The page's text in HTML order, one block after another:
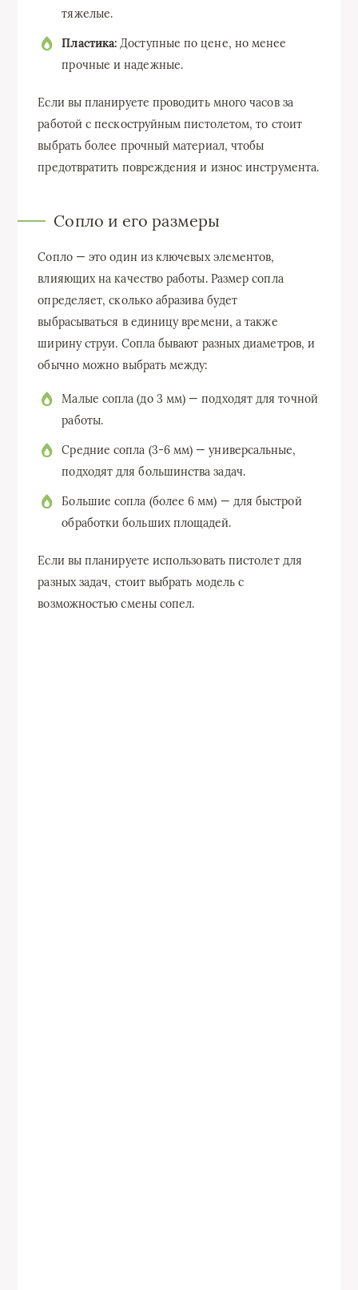
тяжелые.
Пластика: Доступные по цене, но менее
прочные и надежные.
Если вы планируете проводить много часов за
работой с пескоструйным пистолетом, то стоит
выбрать более прочный материал, чтобы
предотвратить повреждения и износ инструмента.
Сопло и его размеры
Сопло — это один из ключевых элементов,
влияющих на качество работы. Размер сопла
определяет, сколько абразива будет
выбрасываться в единицу времени, а также
ширину струи. Сопла бывают разных диаметров, и
обычно можно выбрать между:
Малые сопла (до 3 мм) — подходят для точной
работы.
Средние сопла (3-6 мм) — универсальные,
подходят для большинства задач.
Большие сопла (более 6 мм) — для быстрой
обработки больших площадей.
Если вы планируете использовать пистолет для
разных задач, стоит выбрать модель с
возможностью смены сопел.